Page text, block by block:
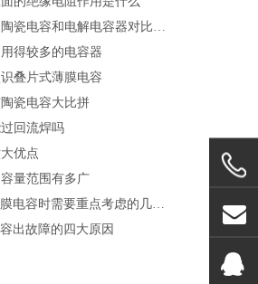
薄膜电容、陶瓷电容和电解电容器对比及注意事项
得较多的电容器
叠片式薄膜电容
瓷电容大比拼
回流焊吗
优点
量范围有多广
选购CBB薄膜电容时需要重点考虑的几个参数
出故障的四大原因